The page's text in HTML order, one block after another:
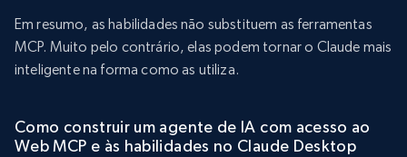
Em resumo, as habilidades não substituem as ferramentas
MCP. Muito pelo contrário, elas podem tornar o Claude mais
inteligente na forma como as utiliza.
Como construir um agente de IA com acesso ao
Web MCP e às habilidades no Claude Desktop